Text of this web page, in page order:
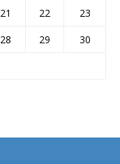
21 22
23
28 29
30